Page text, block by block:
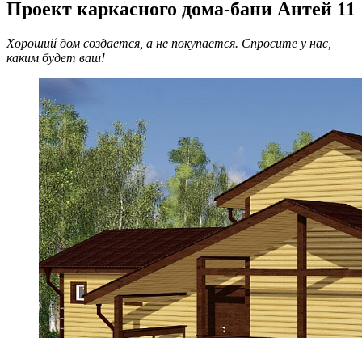
Проект каркасного дома-бани Антей 11
Хороший дом создается, а не покупается. Спросите у нас,
каким будет ваш!